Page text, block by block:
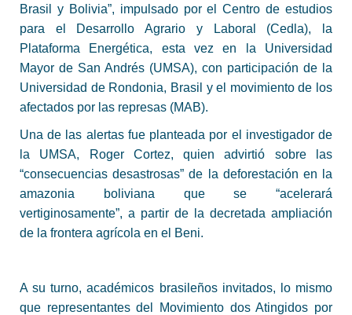
Brasil y Bolivia”, impulsado por el Centro de estudios
para el Desarrollo Agrario y Laboral (Cedla), la
Plataforma Energética, esta vez en la Universidad
Mayor de San Andrés (UMSA), con participación de la
Universidad de Rondonia, Brasil y el movimiento de los
afectados por las represas (MAB).
Una de las alertas fue planteada por el investigador de
la UMSA, Roger Cortez, quien advirtió sobre las
“consecuencias desastrosas” de la deforestación en la
amazonia boliviana que se “acelerará
vertiginosamente”, a partir de la decretada ampliación
de la frontera agrícola en el Beni.
A su turno, académicos brasileños invitados, lo mismo
que representantes del Movimiento dos Atingidos por